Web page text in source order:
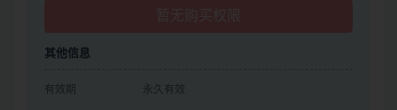
其他信息
有效期 永久有效